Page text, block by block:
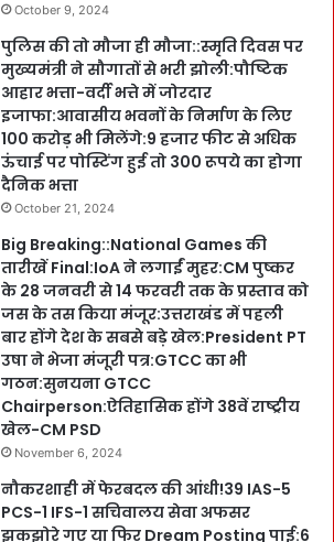
October 9, 2024
पुलिस की तो मौजा ही मौजा::स्मृति दिवस पर
मुख्यमंत्री ने सौगातों से भरी झोली:पौष्टिक
आहार भत्ता-वर्दी भत्ते में जोरदार
इजाफा:आवासीय भवनों के निर्माण के लिए
100 करोड़ भी मिलेंगे:9 हजार फीट से अधिक
ऊंचाई पर पोस्टिंग हुई तो 300 रूपये का होगा
दैनिक भत्ता
October 21, 2024
Big Breaking::National Games की
तारीखें Final:IoA ने लगाईं मुहर:CM पुष्कर
के 28 जनवरी से 14 फरवरी तक के प्रस्ताव को
जस के तस किया मंजूर:उत्तराखंड में पहली
बार होंगे देश के सबसे बड़े खेल:President PT
उषा ने भेजा मंजूरी पत्र:GTCC का भी
गठन:सुनयना GTCC
Chairperson:ऐतिहासिक होंगे 38वें राष्ट्रीय
खेल-CM PSD
November 6, 2024
नौकरशाही में फेरबदल की आंधी!39 IAS-5
PCS-1 IFS-1 सचिवालय सेवा अफसर
झकझोरे गए या फिर Dream Posting पाई:6